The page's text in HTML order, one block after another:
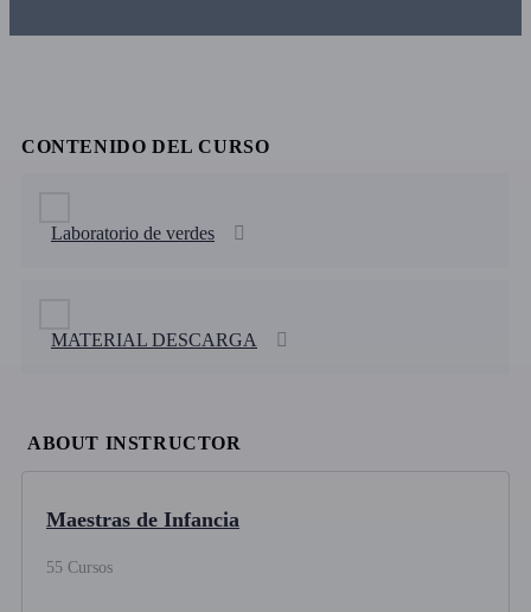
CONTENIDO DEL CURSO
Laboratorio de verdes
MATERIAL DESCARGA
ABOUT INSTRUCTOR
Maestras de Infancia
55 Cursos